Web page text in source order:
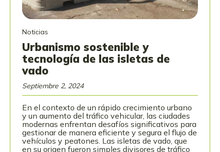
Noticias
Urbanismo sostenible y
tecnología de las isletas de
vado
Septiembre 2, 2024
En el contexto de un rápido crecimiento urbano
y un aumento del tráfico vehicular, las ciudades
modernas enfrentan desafíos significativos para
gestionar de manera eficiente y segura el flujo de
vehículos y peatones. Las isletas de vado, que
en su origen fueron simples divisores de tráfico